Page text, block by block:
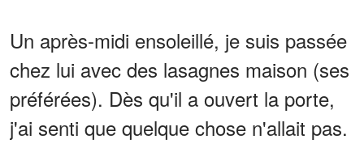
Un après-midi ensoleillé, je suis passée
chez lui avec des lasagnes maison (ses
préférées). Dès qu'il a ouvert la porte,
j'ai senti que quelque chose n'allait pas.